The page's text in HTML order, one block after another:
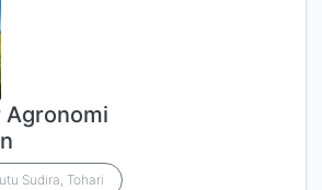
Agronomi
Sudira, Tohari